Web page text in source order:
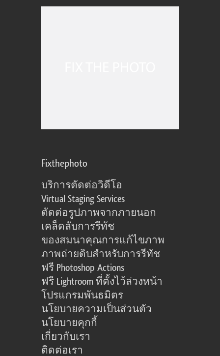
Fixthephoto
บริการตัดต่อวิดีโอ
Virtual Staging Services
ตัดต่อรูปภาพจากภายนอก
เคล็ดลับการรีทัช
ของสมนาคุณการแก้ไขภาพ
ภาพถ่ายดิบสำหรับการรีทัช
ฟรี Photoshop Actions
ฟรี Lightroom ที่ตั้งไว้ล่วงหน้า
โปรแกรมพันธมิตร
นโยบายความเป็นส่วนตัว
นโยบายคุกกี้
เกี่ยวกับเรา
ติดต่อเรา